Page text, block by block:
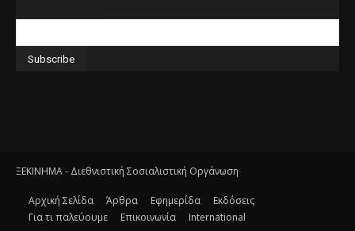
ΞΕΚΙΝΗΜΑ - Διεθνιστική Σοσιαλιστική Οργάνωση
Αρχική Σελίδα Άρθρα Εφημερίδα
Εκδόσεις
Για τι παλεύουμε
Επικοινωνία International